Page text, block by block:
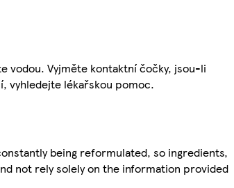
vodou. Vyjměte kontaktní čočky, jsou-li
vyhledejte lékařskou pomoc.
being reformulated, so ingredients,
not rely solely on the information provided